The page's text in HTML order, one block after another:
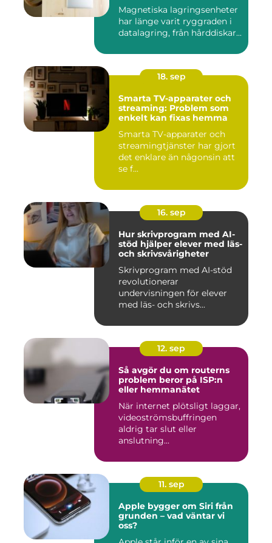
Magnetiska lagringsenheter
har länge varit ryggraden i
datalagring, från hårddiskar...
18. sep
Smarta TV-apparater och
streaming: Problem som
enkelt kan fixas hemma
Smarta TV-apparater och
streamingtjänster har gjort
det enklare än någonsin att
se f...
16. sep
Hur skrivprogram med AI-
stöd hjälper elever med läs-
och skrivsvårigheter
Skrivprogram med AI-stöd
revolutionerar
undervisningen för elever
med läs- och skrivs...
12. sep
Så avgör du om routerns
problem beror på ISP:n
eller hemmanätet
När internet plötsligt laggar,
videoströmsbuffringen
aldrig tar slut eller
anslutning...
11. sep
Apple bygger om Siri från
grunden – vad väntar vi
oss?